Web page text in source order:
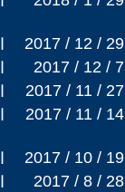
2017 / 12 / 29
2017 / 12 / 7
2017 / 11 / 27
2017 / 11 / 14
2017 / 10 / 19
2017 / 8 / 28